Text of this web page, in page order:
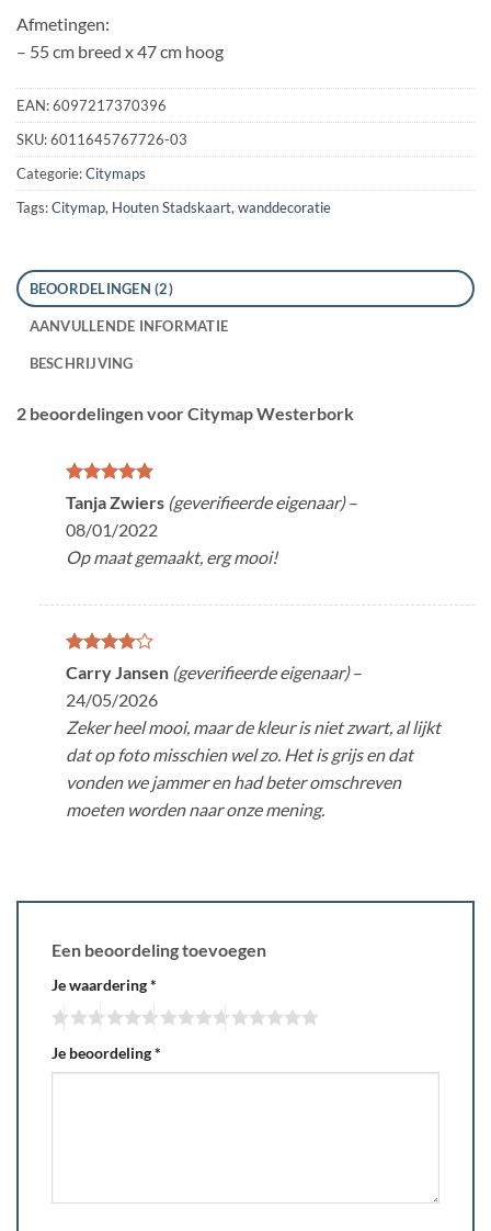
Afmetingen:
– 55 cm breed x 47 cm hoog
EAN:6097217370396
SKU:6011645767726-03
Categorie:Citymaps
Tags:Citymap, Houten Stadskaart, wanddecoratie
BEOORDELINGEN (2)
AANVULLENDE INFORMATIE
BESCHRIJVING
2 beoordelingen voorCitymap Westerbork
Gewaardeerd
5uit 5
Tanja Zwiers (geverifieerde eigenaar) –
08/01/2022
Op maat gemaakt, erg mooi!
Gewaardeerd
4uit 5
Carry Jansen (geverifieerde eigenaar) –
24/05/2026
Zeker heel mooi, maar de kleur is niet zwart, al lijkt
dat op foto misschien wel zo. Het is grijs en dat
vonden we jammer en had beter omschreven
moeten worden naar onze mening.
Een beoordeling toevoegen
Je waardering*
Je beoordeling*